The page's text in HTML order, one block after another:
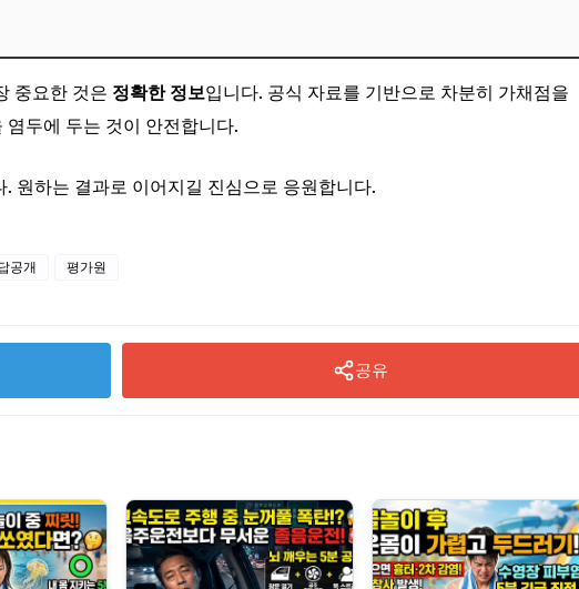
중요한 것은 정확한 정보입니다. 공식 자료를 기반으로 차분히 가채점을
두에 두는 것이 안전합니다.
원하는 결과로 이어지길 진심으로 응원합니다.
공개 평가원
공유